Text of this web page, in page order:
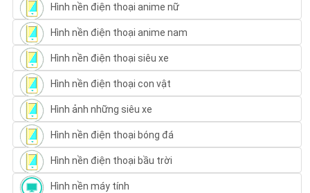
Hình nền điện thoại anime nữ
Hình nền điện thoại anime nam
Hình nền điện thoại siêu xe
Hình nền điện thoại con vật
Hình ảnh những siêu xe
Hình nền điện thoại bóng đá
Hình nền điện thoại bầu trời
Hình nền máy tính